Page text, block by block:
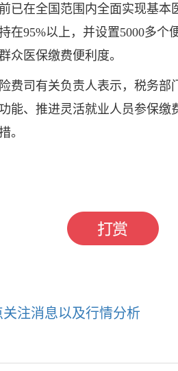
已在全国范围内全面实现基本
在95%以上，并设置5000多个
众医保缴费便利度。
费司有关负责人表示，税务部
能、推进灵活就业人员参保缴
。
注消息以及行情分析